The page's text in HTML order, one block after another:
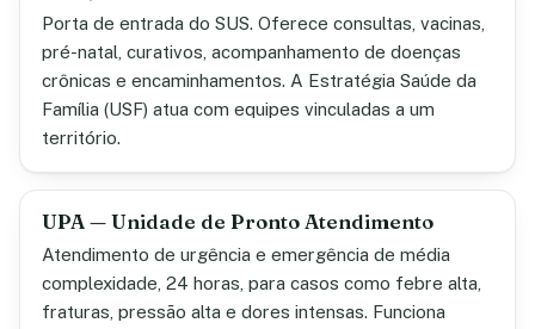
Porta de entrada do SUS. Oferece consultas, vacinas,
pré-natal, curativos, acompanhamento de doenças
crônicas e encaminhamentos. A Estratégia Saúde da
Família (USF) atua com equipes vinculadas a um
território.
UPA — Unidade de Pronto Atendimento
Atendimento de urgência e emergência de média
complexidade, 24 horas, para casos como febre alta,
fraturas, pressão alta e dores intensas. Funciona